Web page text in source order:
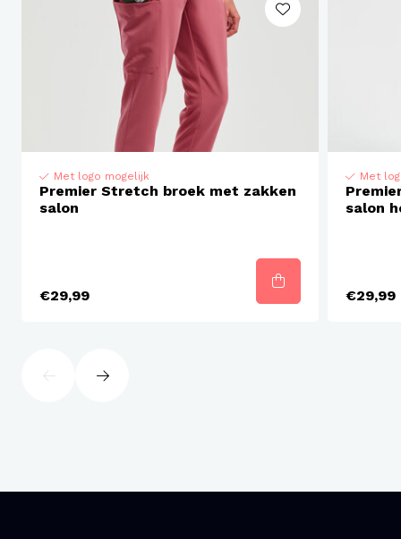
Ademende 4-way stretch voor bewegingsvrijheid en
comfort de hele dag door.
40 °C wasbaar
Geschikt voor droogmachine
Strijken toegelaten
Met logo mogelijk
Premier Stretch broek met zakken
salon
€29,99
Met
salon
€29,99